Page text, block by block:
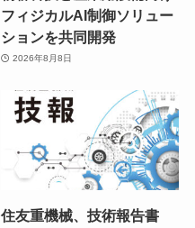
フィジカルAI制御ソリュー
ションを共同開発
2026年8月8日
住友重機械、技術報告書